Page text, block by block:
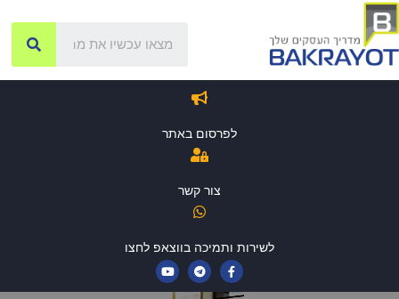
לפרסום באתר
צור קשר
לשירות ותמיכה בווצאפ לחצו